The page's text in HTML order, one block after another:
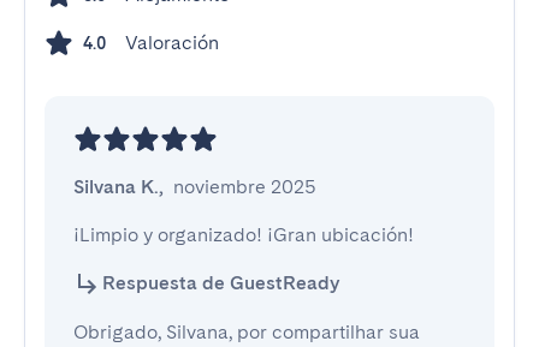
4.0 Valoración
Silvana K., noviembre 2025
¡Limpio y organizado! ¡Gran ubicación!
Respuesta de GuestReady
Obrigado, Silvana, por compartilhar sua